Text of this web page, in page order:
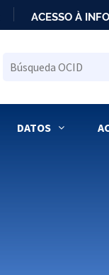
PARA
ACESSO À
DATOS